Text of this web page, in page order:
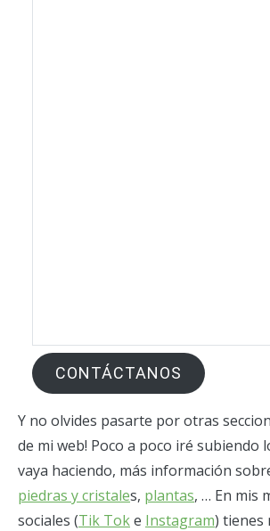
CONTÁCTANOS
Y no olvides pasarte por otras
de mi web! Poco a poco iré subiendo
vaya haciendo, más información
piedras y cristales, plantas, … En mis
sociales (Tik Toke Instagram) tienes